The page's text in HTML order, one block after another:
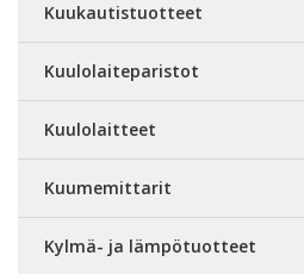
Kuukautistuotteet
Kuulolaiteparistot
Kuulolaitteet
Kuumemittarit
Kylmä- ja lämpötuotteet